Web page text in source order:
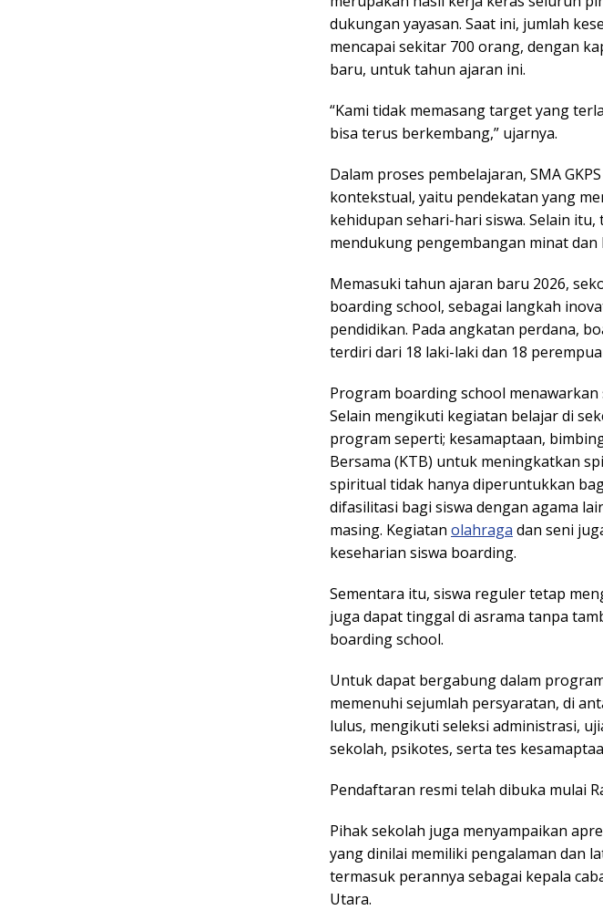
dukungan yayasan. Saat ini, jumlah
mencapai sekitar 700 orang, dengan
baru, untuk tahun ajaran ini.
“Kami tidak memasang target yang
bisa terus berkembang,” ujarnya.
Dalam proses pembelajaran, SMA
kontekstual, yaitu pendekatan yang
kehidupan sehari-hari siswa. Selain
mendukung pengembangan minat dan
Memasuki tahun ajaran baru 2026,
boarding school, sebagai langkah
pendidikan. Pada angkatan perdana,
terdiri dari 18 laki-laki dan 18
Program boarding school
Selain mengikuti kegiatan belajar di
program seperti; kesamaptaan,
Bersama (KTB) untuk meningkatkan
spiritual tidak hanya diperuntukkan
difasilitasi bagi siswa dengan agama
masing. Kegiatan olahraga dan seni
keseharian siswa boarding.
Sementara itu, siswa reguler tetap
juga dapat tinggal di asrama tanpa
boarding school.
Untuk dapat bergabung dalam
memenuhi sejumlah persyaratan, di
lulus, mengikuti seleksi administrasi,
sekolah, psikotes, serta tes
Pendaftaran resmi telah dibuka mulai
Pihak sekolah juga menyampaikan
yang dinilai memiliki pengalaman dan
termasuk perannya sebagai kepala
Utara.